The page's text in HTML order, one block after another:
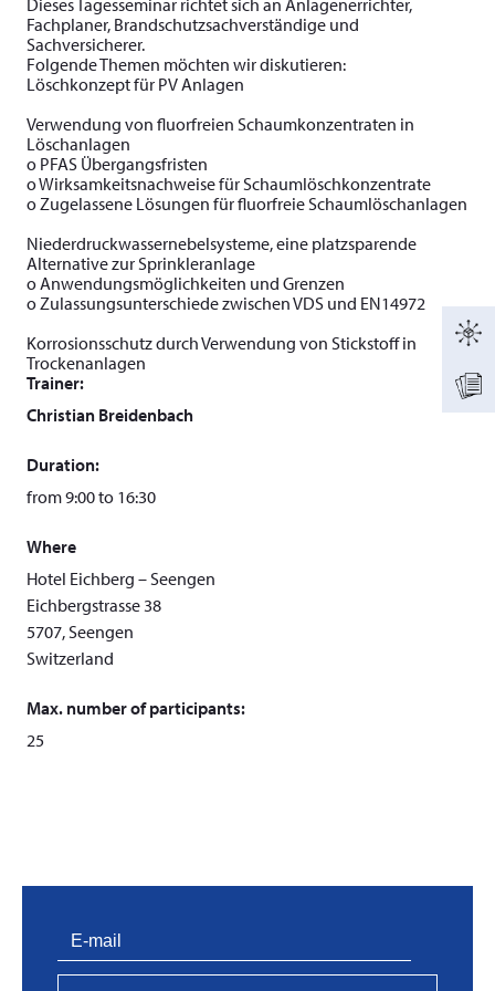
Dieses Tagesseminar richtet sich an Anlagenerrichter,
Fachplaner, Brandschutzsachverständige und
Sachversicherer.
Folgende Themen möchten wir diskutieren:
Löschkonzept für PV Anlagen
Verwendung von fluorfreien Schaumkonzentraten in
Löschanlagen
o PFAS Übergangsfristen
o Wirksamkeitsnachweise für Schaumlöschkonzentrate
o Zugelassene Lösungen für fluorfreie Schaumlöschanlagen
Niederdruckwassernebelsysteme, eine platzsparende
Alternative zur Sprinkleranlage
o Anwendungsmöglichkeiten und Grenzen
o Zulassungsunterschiede zwischen VDS und EN14972
Korrosionsschutz durch Verwendung von Stickstoff in
Trockenanlagen
Trainer:
Christian Breidenbach
Duration:
from 9:00 to 16:30
Where
Hotel Eichberg – Seengen
Eichbergstrasse 38
5707, Seengen
Switzerland
Max. number of participants:
25
PVProtect: Innovative fire protection for roofs with